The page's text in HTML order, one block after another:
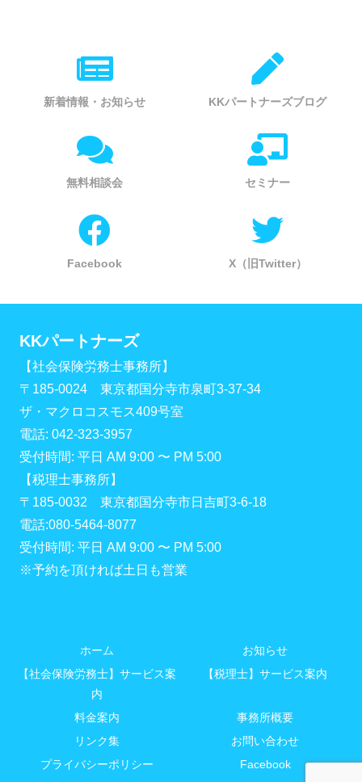
新着情報・お知らせ KKパートナーズブログ
無料相談会 セミナー
Facebook X（旧Twitter）
KKパートナーズ
【社会保険労務士事務所】
〒185-0024 東京都国分寺市泉町3-37-34
ザ・マクロコスモス409号室
電話: 042-323-3957
受付時間: 平日 AM 9:00 〜 PM 5:00
【税理士事務所】
〒185-0032 東京都国分寺市日吉町3-6-18
電話:080-5464-8077
受付時間: 平日 AM 9:00 〜 PM 5:00
※予約を頂ければ土日も営業
ホーム
お知らせ
【社会保険労務士】サービス案
内
【税理士】サービス案内
料金案内
事務所概要
リンク集
お問い合わせ
プライバシーポリシー
Facebook